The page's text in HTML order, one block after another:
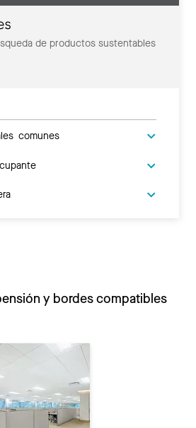
de productos sustentables
comunes
y bordes compatibles